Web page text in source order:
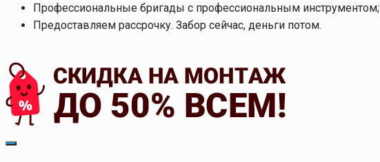
Профессиональные бригады с профессиональным инструментом;
Предоставляем рассрочку. Забор сейчас, деньги потом.